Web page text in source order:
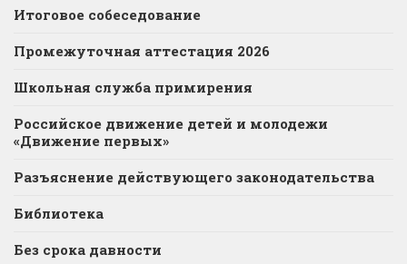
Итоговое собеседование
Промежуточная аттестация 2026
Школьная служба примирения
Российское движение детей и молодежи
«Движение первых»
Разъяснение действующего законодательства
Библиотека
Без срока давности